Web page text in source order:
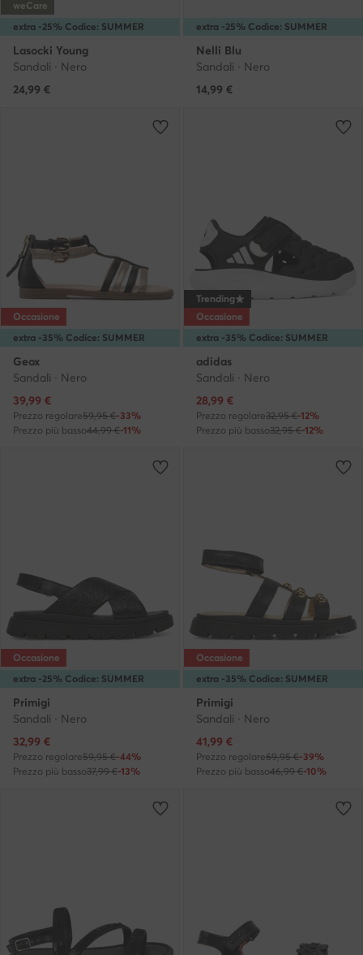
extra -25% Codice: SUMMER
weCare
Lasocki Young
Sandali · Nero
24,99 €
extra -25% Codice: SUMMER
Nelli Blu
Sandali · Nero
14,99 €
extra -35% Codice: SUMMER
Occasione
Geox
Sandali · Nero
Prezzo attuale
39,99 €
Prezzo regolare59,95 €-33%
Prezzo più basso44,99 €-11%
extra -35% Codice: SUMMER
Trending
Occasione
adidas
Sandali · Nero
Prezzo attuale
28,99 €
Prezzo regolare32,95 €-12%
Prezzo più basso32,95 €-12%
extra -25% Codice: SUMMER
Occasione
Primigi
Sandali · Nero
Prezzo attuale
32,99 €
Prezzo regolare59,95 €-44%
Prezzo più basso37,99 €-13%
extra -35% Codice: SUMMER
Occasione
Primigi
Sandali · Nero
Prezzo attuale
41,99 €
Prezzo regolare69,95 €-39%
Prezzo più basso46,99 €-10%